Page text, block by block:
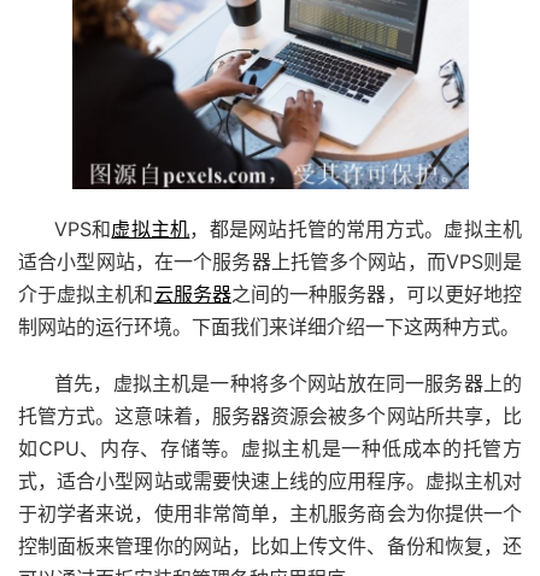
VPS和虚拟主机，都是网站托管的常用方式。虚拟主机
适合小型网站，在一个服务器上托管多个网站，而VPS则是
介于虚拟主机和云服务器之间的一种服务器，可以更好地控
制网站的运行环境。下面我们来详细介绍一下这两种方式。
首先，虚拟主机是一种将多个网站放在同一服务器上的
托管方式。这意味着，服务器资源会被多个网站所共享，比
如CPU、内存、存储等。虚拟主机是一种低成本的托管方
式，适合小型网站或需要快速上线的应用程序。虚拟主机对
于初学者来说，使用非常简单，主机服务商会为你提供一个
控制面板来管理你的网站，比如上传文件、备份和恢复，还